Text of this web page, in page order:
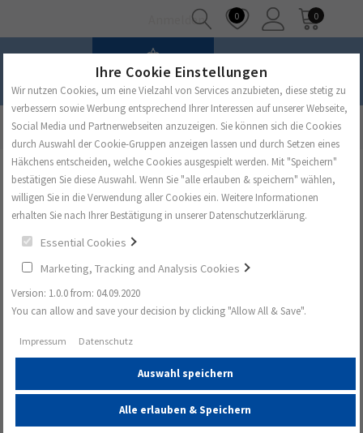
Anmelden 0 0
Startseite Alte Serien Liste Seltmann Weiden
Alte Serien von Seltmann Weiden
Sie haben Ihr Porzellan im
Shop nicht gefunden? Hier
haben wir eine Übersicht
mit vergangenen Serien
von Seltmann Weiden für
Sie zusammen gestellt.
Sollten Sie Ihr Porzellan
auch hier nicht finden
Ihre Cookie Einstellungen
Wir nutzen Cookies, um eine Vielzahl von Services anzubieten, diese stetig zu
verbessern sowie Werbung entsprechend Ihrer Interessen auf unserer Webseite,
Social Media und Partnerwebseiten anzuzeigen. Sie können sich die Cookies
durch Auswahl der Cookie-Gruppen anzeigen lassen und durch Setzen eines
Häkchens entscheiden, welche Cookies ausgespielt werden. Mit "Speichern"
bestätigen Sie diese Auswahl. Wenn Sie "alle erlauben & speichern" wählen,
willigen Sie in die Verwendung aller Cookies ein. Weitere Informationen
erhalten Sie nach Ihrer Bestätigung in unserer Datenschutzerklärung.
Essential Cookies
Marketing, Tracking and Analysis Cookies
Version: 1.0.0 from: 04.09.2020
You can allow and save your decision by clicking "Allow All & Save".
Impressum Datenschutz
Auswahl speichern
Alle erlauben & Speichern